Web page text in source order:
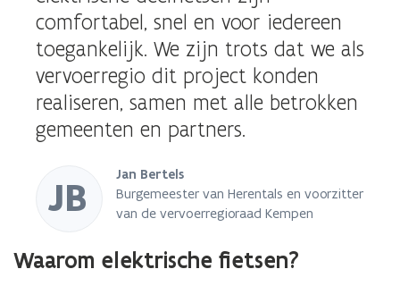
comfortabel, snel en voor iedereen
toegankelijk. We zijn trots dat we als
vervoerregio dit project konden
realiseren, samen met alle betrokken
gemeenten en partners.
JB Jan Bertels
Burgemeester van Herentals en voorzitter
van de vervoerregioraad Kempen
Waarom elektrische fietsen?